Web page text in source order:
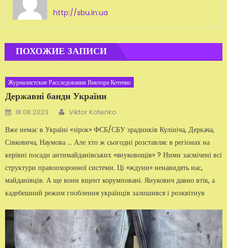
http://sbu.in.ua
ПОХОЖИЕ ЗАПИСИ
Журналистские Расследования Виктора Котенко
Державні банди України
Добавлено
18.08.2023 Автор
Viktor Kotenko
Вже немає в Україні «зірок» ФСБ/СБУ зрадників Кулініча, Деркача,
Сівковича, Наумова ... Але хто ж сьогодні розставляє в регіонах на
керівні посади антимайданівських «януковощів» ? Ними засмічені всі
структури правоохоронної системи. Ці «ждуни» ненавидять нас,
майданівців. А ще вони вщент корумповані. Янукович давно втік, а
кадебешний режим гноблення українців залишився і розквітнув